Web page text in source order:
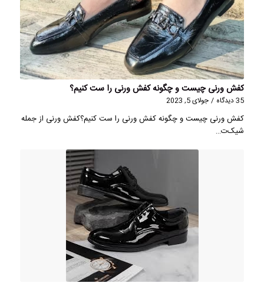
کفش ورنی چیست و چگونه کفش ورنی را ست کنیم؟
35 دیدگاه / جولای 5, 2023
کفش ورنی چیست و چگونه کفش ورنی را ست کنیم؟کفش ورنی از جمله
شیک‌ت…